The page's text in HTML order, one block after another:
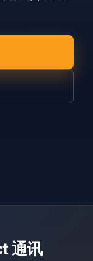
通讯